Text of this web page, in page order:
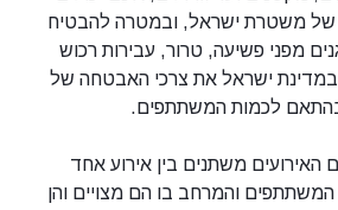
של משטרת ישראל, ובמטרה להבטיח
מפני פשיעה, טרור, עבירות רכוש
במדינת ישראל את צרכי האבטחה של
בהתאם לכמות המשתתפים.
משתנים בין אירוע אחד
והמרחב בו הם מצויים והן